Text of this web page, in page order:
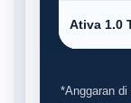
Ativa 1.0
*Anggaran